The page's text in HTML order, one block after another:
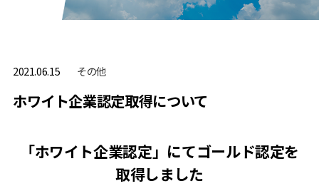
2021.06.15 その他
ホワイト企業認定取得について
「ホワイト企業認定」にてゴールド認定を
取得しました